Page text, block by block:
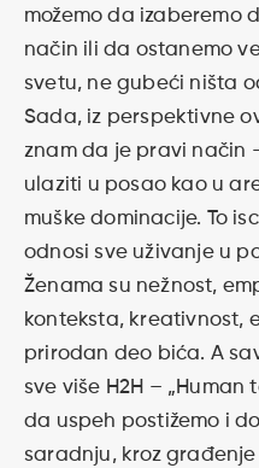
možemo da izaberemo
način ili da ostanemo
svetu, ne gubeći ništa
Sada, iz perspektivne
znam da je pravi način
ulaziti u posao kao u
muške dominacije. To
odnosi sve uživanje u
Ženama su nežnost,
konteksta, kreativnost,
prirodan deo bića. A
sve više H2H – „Human
da uspeh postižemo i
saradnju, kroz